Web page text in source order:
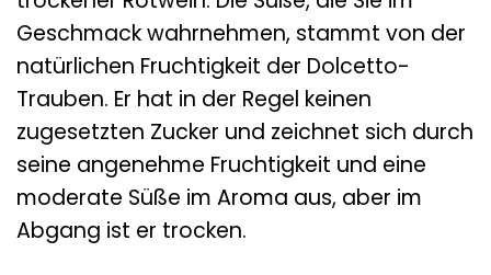
Geschmack wahrnehmen, stammt von der
natürlichen Fruchtigkeit der Dolcetto-
Trauben. Er hat in der Regel keinen
zugesetzten Zucker und zeichnet sich durch
seine angenehme Fruchtigkeit und eine
moderate Süße im Aroma aus, aber im
Abgang ist er trocken.